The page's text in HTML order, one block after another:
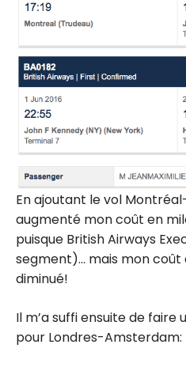
En ajoutant le vol
augmenté mon coût en
puisque British Airways
segment)… mais mon
diminué!
Il m’a suffi ensuite de
pour Londres-Amsterdam: